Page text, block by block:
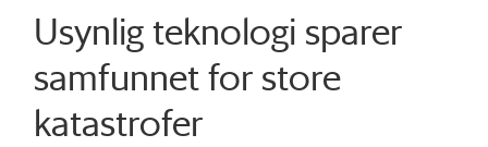
Usynlig teknologi sparer
samfunnet for store
katastrofer